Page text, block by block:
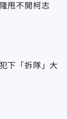
甩不開柯志
下「拆隊」大